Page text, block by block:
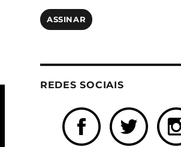
e-
mail
ASSINAR
REDES SOCIAIS